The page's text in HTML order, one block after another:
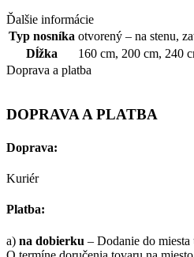
Ďalšie informácie
Typ nosníka otvorený – na stenu,
Dĺžka
160 cm, 200 cm, 240
Doprava a platba
DOPRAVA A PLATBA
Doprava:
Kuriér
Platba:
a) na dobierku – Dodanie do